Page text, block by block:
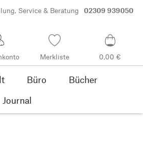
Service & Beratung 02309 939050
Merkliste 0,00 €
Büro
Bücher
Journal